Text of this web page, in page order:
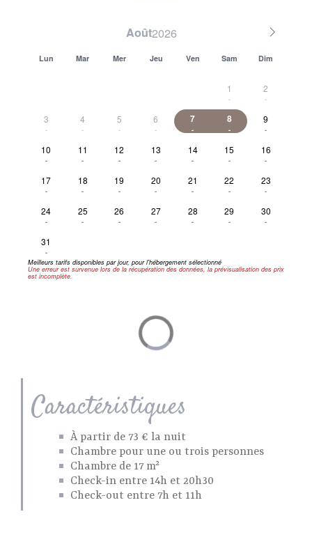
août
lun mar mer jeu ven sam dim
1
-
2
-
3
-
4
-
5
-
6
-
7
-
8
-
9
-
10
-
11
-
12
-
13
-
14
-
15
-
16
-
17
-
18
-
19
-
20
-
21
-
22
-
23
-
24
-
25
-
26
-
27
-
28
-
29
-
30
-
31
-
Meilleurs tarifs disponibles par jour, pour l'hébergement sélectionné
Une erreur est survenue lors de la récupération des données, la prévisualisation des prix
est incomplète.
Caractéristiques
À partir de 73 € la nuit
Chambre pour une ou trois personnes
Chambre de 17 m²
Check-in entre 14h et 20h30
Check-out entre 7h et 11h